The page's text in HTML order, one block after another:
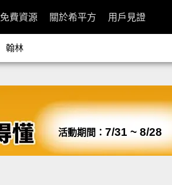
免費資源 關於希平方 用戶見證
翰林
活動期間： 7/31 ~ 8/28